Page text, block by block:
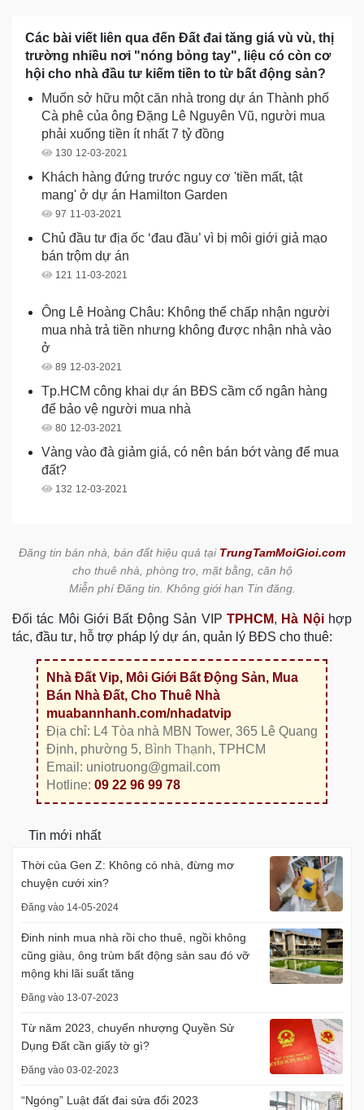
Các bài viết liên qua đến Đất đai tăng giá vù vù, thị
trường nhiều nơi "nóng bỏng tay", liệu có còn cơ
hội cho nhà đầu tư kiếm tiền to từ bất động sản?
Muốn sở hữu một căn nhà trong dự án Thành phố
Cà phê của ông Đặng Lê Nguyên Vũ, người mua
phải xuống tiền ít nhất 7 tỷ đồng
130 12-03-2021
Khách hàng đứng trước nguy cơ 'tiền mất, tật
mang' ở dự án Hamilton Garden
97 11-03-2021
Chủ đầu tư địa ốc ‘đau đầu’ vì bị môi giới giả mạo
bán trộm dự án
121 11-03-2021
Ông Lê Hoàng Châu: Không thể chấp nhận người
mua nhà trả tiền nhưng không được nhận nhà vào
ở
89 12-03-2021
Tp.HCM công khai dự án BĐS cầm cố ngân hàng
để bảo vệ người mua nhà
80 12-03-2021
Vàng vào đà giảm giá, có nên bán bớt vàng để mua
đất?
132 12-03-2021
Đăng tin bán nhà, bán đất hiệu quả tại TrungTamMoiGioi.com
cho thuê nhà, phòng trọ, mặt bằng, căn hộ
Miễn phí Đăng tin. Không giới hạn Tin đăng.
Đối tác Môi Giới Bất Động Sản VIP TPHCM, Hà Nộihợp
tác, đầu tư, hỗ trợ pháp lý dự án, quản lý BĐS cho thuê:
Nhà Đất Vip, Môi Giới Bất Động Sản, Mua
Bán Nhà Đất, Cho Thuê Nhà
muabannhanh.com/nhadatvip
Địa chỉ: L4 Tòa nhà MBN Tower, 365 Lê Quang
Định, phường 5, Bình Thạnh, TPHCM
Email: uniotruong@gmail.com
Hotline: 09 22 96 99 78
Tin mới nhất
Thời của Gen Z: Không có nhà, đừng mơ
chuyện cưới xin?
Đăng vào 14-05-2024
Đinh ninh mua nhà rồi cho thuê, ngồi không
cũng giàu, ông trùm bất động sản sau đó vỡ
mộng khi lãi suất tăng
Đăng vào 13-07-2023
Từ năm 2023, chuyển nhượng Quyền Sử
Dụng Đất cần giấy tờ gì?
Đăng vào 03-02-2023
“Ngóng” Luật đất đai sửa đổi 2023